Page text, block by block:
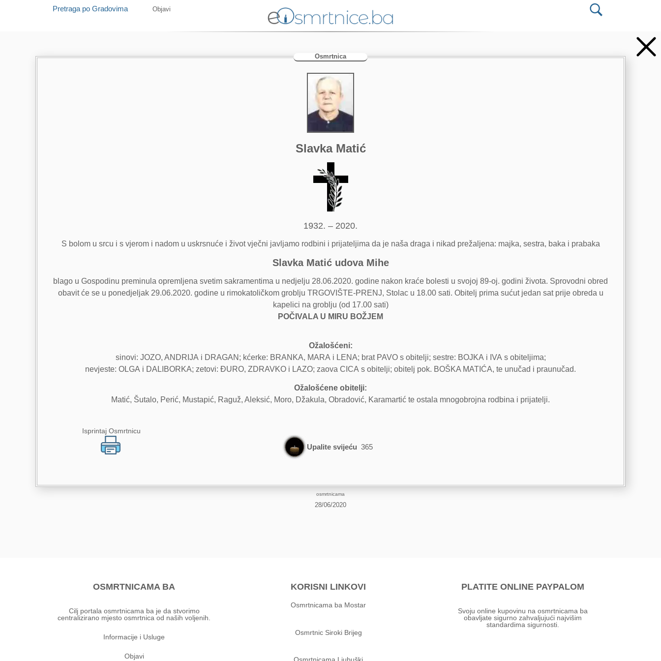
Pretraga po Gradovima Objavi
Osmrtnica
Slavka Matić
1932. – 2020.
S bolom u srcu i s vjerom i nadom u uskrsnuće i život vječni javljamo rodbini i prijateljima da je naša draga i nikad prežaljena: majka, sestra, baka i prabaka
Slavka Matić udova Mihe
blago u Gospodinu preminula opremljena svetim sakramentima u nedjelju 28.06.2020. godine nakon kraće bolesti u svojoj 89-oj. godini života. Sprovodni obred
obavit će se u ponedjeljak 29.06.2020. godine u rimokatoličkom groblju TRGOVIŠTE-PRENJ, Stolac u 18.00 sati. Obitelj prima sućut jedan sat prije obreda u
kapelici na groblju (od 17.00 sati)
POČIVALA U MIRU BOŽJEM
Ožalošćeni:
sinovi: JOZO, ANDRIJA i DRAGAN; kćerke: BRANKA, MARA i LENA; brat PAVO s obitelji; sestre: BOJKA i IVA s obiteljima;
nevjeste: OLGA i DALIBORKA; zetovi: ĐURO, ZDRAVKO i LAZO; zaova CICA s obitelji; obitelj pok. BOŠKA MATIĆA, te unučad i praunučad.
Ožalošćene obitelji:
Matić, Šutalo, Perić, Mustapić, Raguž, Aleksić, Moro, Džakula, Obradović, Karamartić te ostala mnogobrojna rodbina i prijatelji.
Isprintaj Osmrtnicu
Upalite svijeću 365
osmrtnicama
28/06/2020
OSMRTNICAMA BA
Cilj portala osmrtnicama ba je da stvorimo
centralizirano mjesto osmrtnica od naših voljenih.
Informacije i Usluge
Objavi
KORISNI LINKOVI
Osmrtnicama ba Mostar
Osmrtnic Siroki Brijeg
PLATITE ONLINE PAYPALOM
Svoju online kupovinu na osmrtnicama ba
obavljate sigurno zahvaljujući najvišim
standardima sigurnosti.